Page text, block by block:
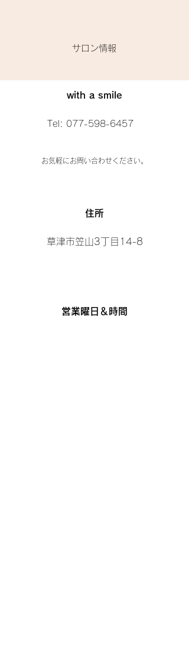
​サロン情報
with a smile
Tel: 077-598-6457
お気軽にお問い合わせください。
​住所
草津市笠山3丁目14-8
営業曜日＆時間